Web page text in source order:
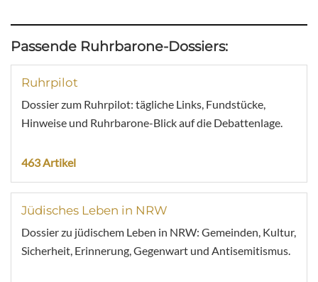
Passende Ruhrbarone-Dossiers:
Ruhrpilot
Dossier zum Ruhrpilot: tägliche Links, Fundstücke,
Hinweise und Ruhrbarone-Blick auf die Debattenlage.
463 Artikel
Jüdisches Leben in NRW
Dossier zu jüdischem Leben in NRW: Gemeinden, Kultur,
Sicherheit, Erinnerung, Gegenwart und Antisemitismus.